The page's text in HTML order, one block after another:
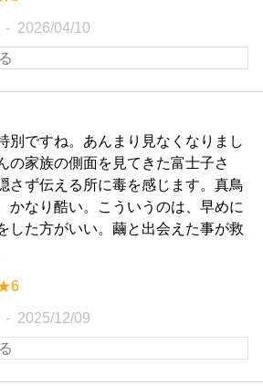
2026/04/10
別ですね。あんまり見なくなりまし
の家族の側面を見てきた富士子さ
さず伝える所に毒を感じます。真鳥
かなり酷い。こういうのは、早めに
した方がいい。繭と出会えた事が救
2025/12/09